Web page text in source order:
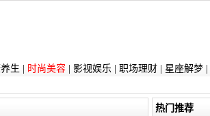
生 时尚美容| 影视娱乐 职场理财| 星座解梦|
热门推荐